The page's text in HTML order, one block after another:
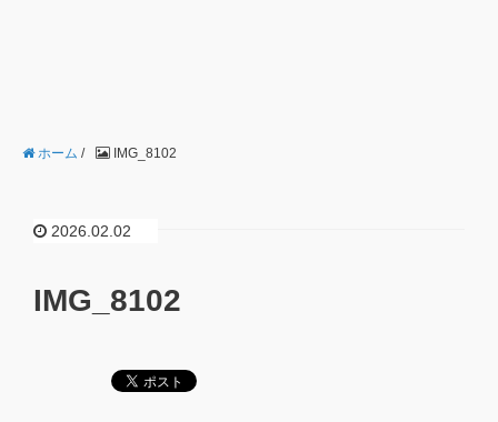
ホーム / IMG_8102
2026.02.02
IMG_8102